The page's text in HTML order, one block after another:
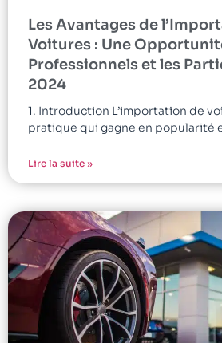
Les Avantages de
Voitures : Une
Professionnels et les
2024
1. Introduction L’importation de
pratique qui gagne en popularité
Lire la suite »